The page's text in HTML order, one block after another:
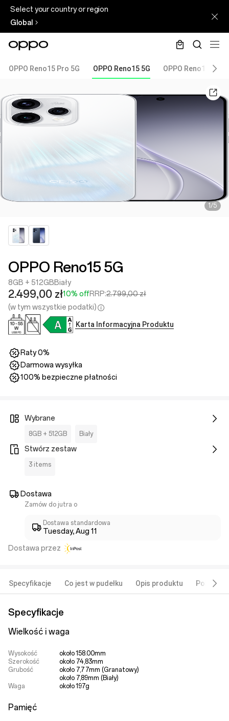
Select your country or region
Global
OPPO Reno15 Pro 5G OPPO Reno15 5G OPPO Reno15 FS
1/5
OPPO Reno15 5G
8GB + 512GBBiały
2.499,00 zł10% offRRP:2.799,00 zł
(w tym wszystkie podatki)
Karta Informacyjna Produktu
Raty 0%
Darmowa wysyłka
100% bezpieczne płatności
Wybrane
8GB + 512GB Biały
Stwórz zestaw
3 items
Dostawa
Zamów do jutra o
Dostawa standardowa
Tuesday, Aug 11
Dostawa przez
Specyfikacje Co jest w pudełku Opis produktu Polecane
Specyfikacje
Wielkość i waga
Wysokość
około 158.00mm
Szerokość
około 74,83mm
Grubość
około 7,77mm (Granatowy)
około 7,89mm (Biały)
Waga
około 197g
Pamięć